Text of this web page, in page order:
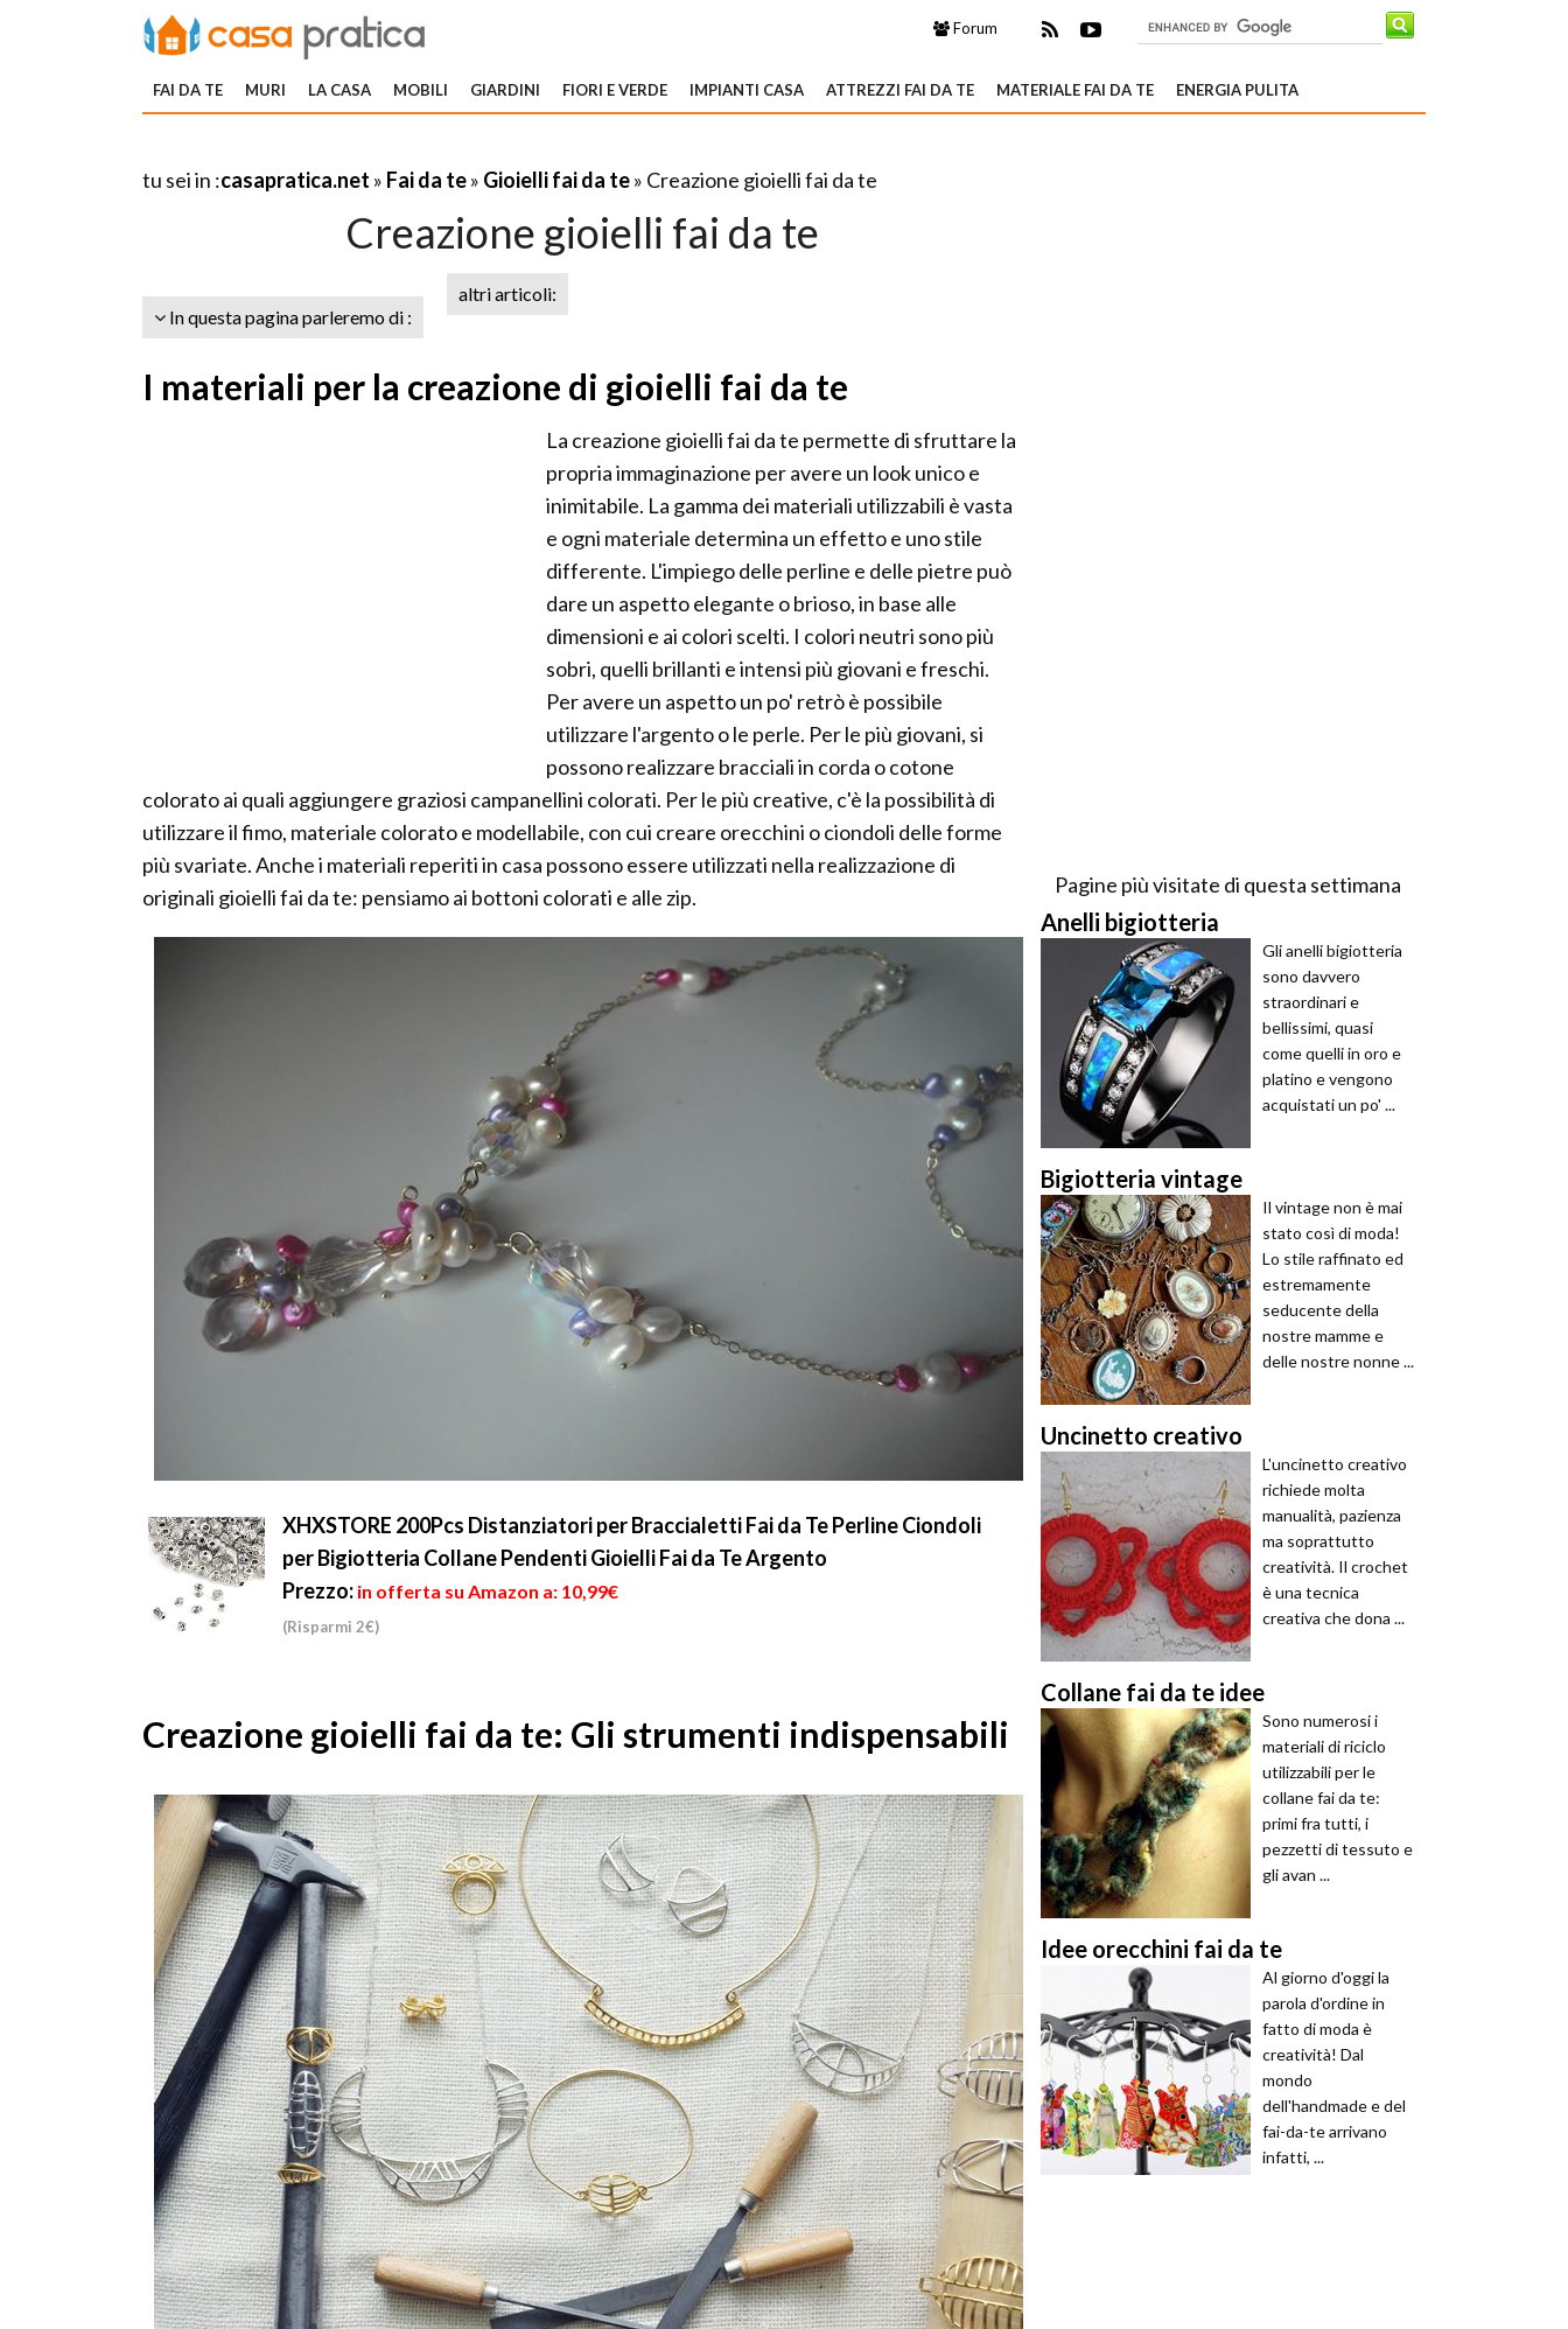
Forum
FAI DA TE MURI LA CASA MOBILI GIARDINI FIORI E VERDE IMPIANTI CASA ATTREZZI FAI DA TE MATERIALE FAI DA TE ENERGIA PULITA
tu sei in :casapratica.net » Fai da te» Gioielli fai da te» Creazione gioielli fai da te
Creazione gioielli fai da te
In questa pagina parleremo di :
altri articoli:
I materiali per la creazione di gioielli fai da te
La creazione gioielli fai da te permette di sfruttare la
propria immaginazione per avere un look unico e
inimitabile. La gamma dei materiali utilizzabili è vasta
e ogni materiale determina un effetto e uno stile
differente. L'impiego delle perline e delle pietre può
dare un aspetto elegante o brioso, in base alle
dimensioni e ai colori scelti. I colori neutri sono più
sobri, quelli brillanti e intensi più giovani e freschi.
Per avere un aspetto un po' retrò è possibile
utilizzare l'argento o le perle. Per le più giovani, si
possono realizzare bracciali in corda o cotone
colorato ai quali aggiungere graziosi campanellini colorati. Per le più creative, c'è la possibilità di
utilizzare il fimo, materiale colorato e modellabile, con cui creare orecchini o ciondoli delle forme
più svariate. Anche i materiali reperiti in casa possono essere utilizzati nella realizzazione di
originali gioielli fai da te: pensiamo ai bottoni colorati e alle zip.
XHXSTORE 200Pcs Distanziatori per Braccialetti Fai da Te Perline Ciondoli
per Bigiotteria Collane Pendenti Gioielli Fai da Te Argento
Prezzo: in offerta su Amazon a: 10,99€
(Risparmi 2€)
Creazione gioielli fai da te: Gli strumenti indispensabili
Pagine più visitate di questa settimana
Anelli bigiotteria
Gli anelli bigiotteria
sono davvero
straordinari e
bellissimi, quasi
come quelli in oro e
platino e vengono
acquistati un po' ...
Bigiotteria vintage
Il vintage non è mai
stato così di moda!
Lo stile raffinato ed
estremamente
seducente della
nostre mamme e
delle nostre nonne ...
Uncinetto creativo
L'uncinetto creativo
richiede molta
manualità, pazienza
ma soprattutto
creatività. Il crochet
è una tecnica
creativa che dona ...
Collane fai da te idee
Sono numerosi i
materiali di riciclo
utilizzabili per le
collane fai da te:
primi fra tutti, i
pezzetti di tessuto e
gli avan ...
Idee orecchini fai da te
Al giorno d'oggi la
parola d'ordine in
fatto di moda è
creatività! Dal
mondo
dell'handmade e del
fai-da-te arrivano
infatti, ...